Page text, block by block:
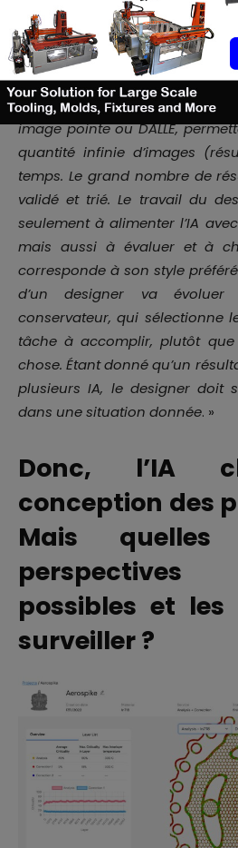
grande quantité de
processeur d’images ouvre
[Ceci étant dit, les solutions
l’IA, comme le logiciel de
image pointe ou DALLE,
quantité infinie d’images
temps. Le grand nombre de
validé et trié. Le travail du
seulement à alimenter l’IA
mais aussi à évaluer et à
corresponde à son style
d’un designer va
conservateur, qui sélectionne
tâche à accomplir, plutôt
chose. Étant donné qu’un
plusieurs IA, le designer doit
dans une situation donnée. »
Donc, l’IA
conception des
Mais
possibles et les
surveiller ?